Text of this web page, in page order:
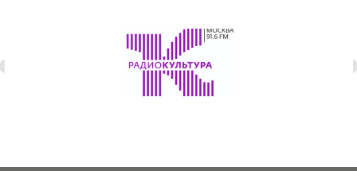
Основные требования МВЦ «Крокус Экспо»
Публикации о выставке